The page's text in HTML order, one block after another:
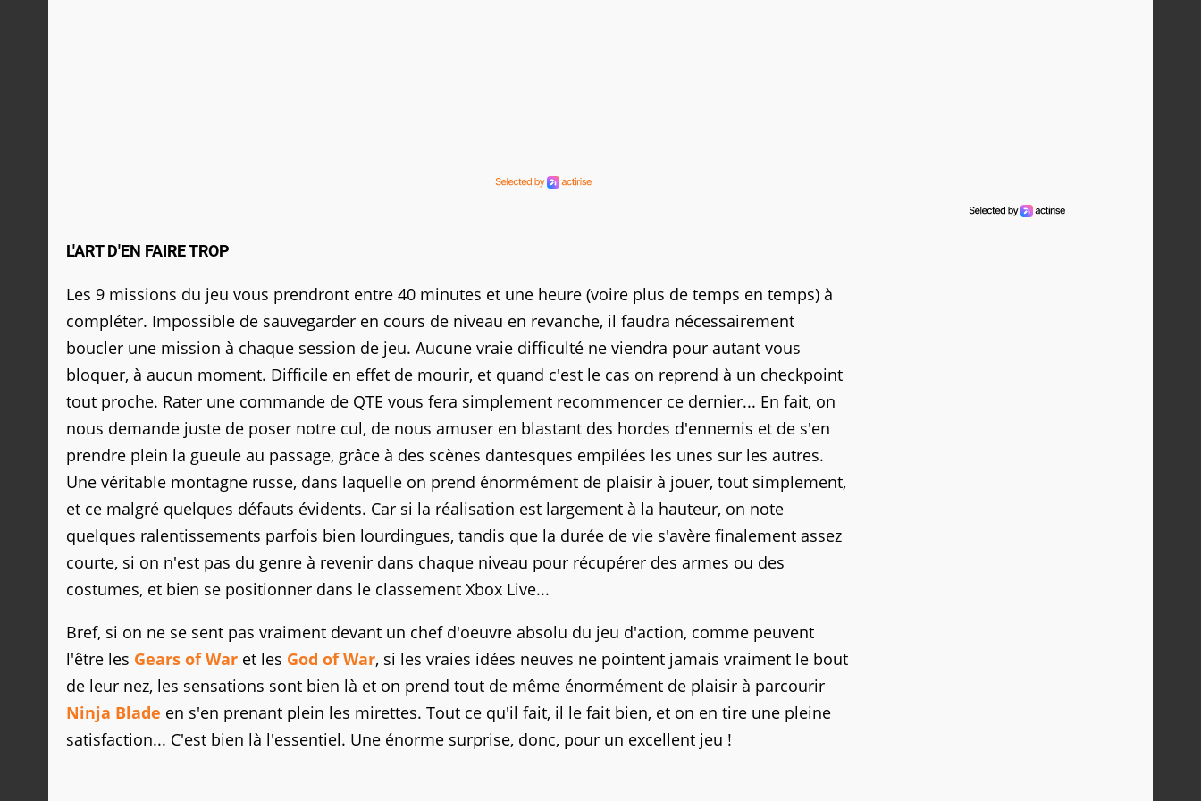
L'ART D'EN FAIRE TROP
Les 9 missions du jeu vous prendront entre 40 minutes et une heure (voire plus de temps en temps) à
compléter. Impossible de sauvegarder en cours de niveau en revanche, il faudra nécessairement
boucler une mission à chaque session de jeu. Aucune vraie difficulté ne viendra pour autant vous
bloquer, à aucun moment. Difficile en effet de mourir, et quand c'est le cas on reprend à un checkpoint
tout proche. Rater une commande de QTE vous fera simplement recommencer ce dernier... En fait, on
nous demande juste de poser notre cul, de nous amuser en blastant des hordes d'ennemis et de s'en
prendre plein la gueule au passage, grâce à des scènes dantesques empilées les unes sur les autres.
Une véritable montagne russe, dans laquelle on prend énormément de plaisir à jouer, tout simplement,
et ce malgré quelques défauts évidents. Car si la réalisation est largement à la hauteur, on note
quelques ralentissements parfois bien lourdingues, tandis que la durée de vie s'avère finalement assez
courte, si on n'est pas du genre à revenir dans chaque niveau pour récupérer des armes ou des
costumes, et bien se positionner dans le classement Xbox Live...
Bref, si on ne se sent pas vraiment devant un chef d'oeuvre absolu du jeu d'action, comme peuvent
l'être les Gears of War et les God of War, si les vraies idées neuves ne pointent jamais vraiment le bout
de leur nez, les sensations sont bien là et on prend tout de même énormément de plaisir à parcourir
Ninja Blade en s'en prenant plein les mirettes. Tout ce qu'il fait, il le fait bien, et on en tire une pleine
satisfaction... C'est bien là l'essentiel. Une énorme surprise, donc, pour un excellent jeu !